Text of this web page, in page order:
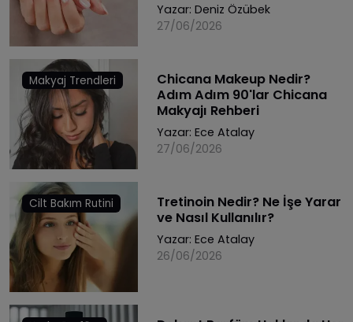
Yazar: Deniz Özübek
27/06/2026
Makyaj Trendleri
Chicana Makeup Nedir?
Adım Adım 90'lar Chicana
Makyajı Rehberi
Yazar: Ece Atalay
27/06/2026
Cilt Bakım Rutini
Tretinoin Nedir? Ne İşe Yarar
ve Nasıl Kullanılır?
Yazar: Ece Atalay
26/06/2026